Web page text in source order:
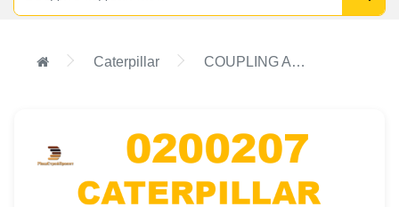
Caterpillar COUPLING ASSEMBLY